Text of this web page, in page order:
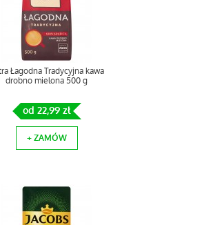
Łagodna Tradycyjna kawa
drobno mielona 500 g
od 22,99 zł
+ ZAMÓW